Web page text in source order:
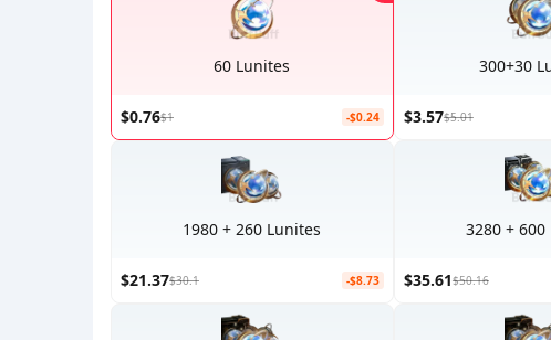
60 Lunites
$0.76$1 -$0.24
300+30
$3.57$5.01
1980 + 260 Lunites
$21.37$30.1 -$8.73
3280 +
$35.61$50.16